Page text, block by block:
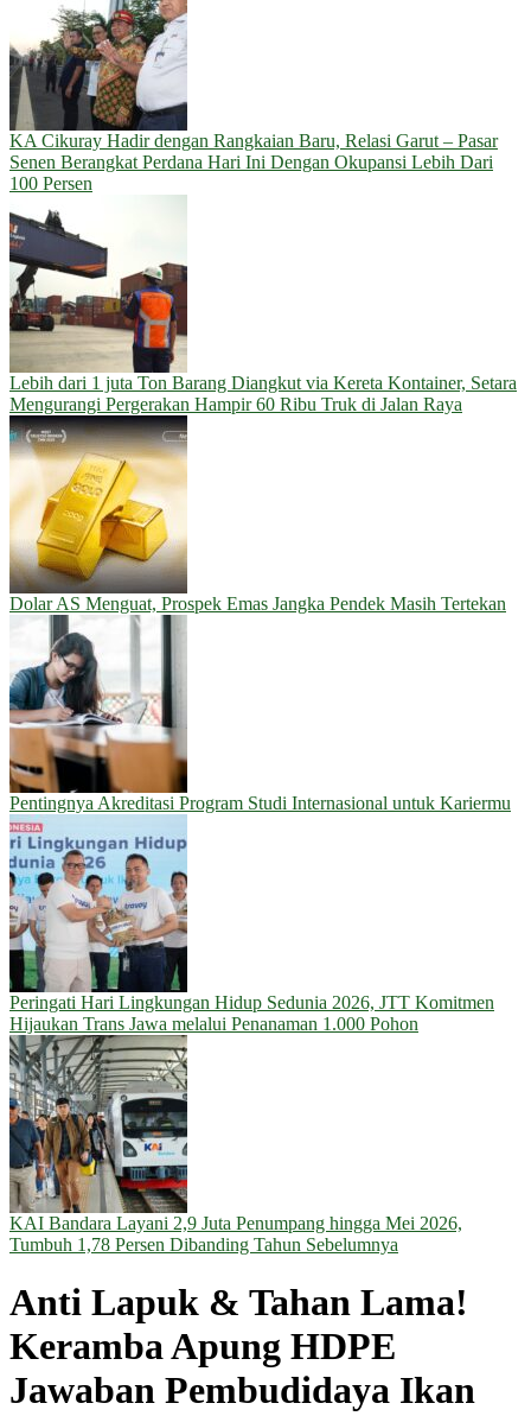
KA Cikuray Hadir dengan Rangkaian Baru, Relasi Garut – Pasar
Senen Berangkat Perdana Hari Ini Dengan Okupansi Lebih Dari
100 Persen
Lebih dari 1 juta Ton Barang Diangkut via Kereta Kontainer, Setara
Mengurangi Pergerakan Hampir 60 Ribu Truk di Jalan Raya
Dolar AS Menguat, Prospek Emas Jangka Pendek Masih Tertekan
Pentingnya Akreditasi Program Studi Internasional untuk Kariermu
Peringati Hari Lingkungan Hidup Sedunia 2026, JTT Komitmen
Hijaukan Trans Jawa melalui Penanaman 1.000 Pohon
KAI Bandara Layani 2,9 Juta Penumpang hingga Mei 2026,
Tumbuh 1,78 Persen Dibanding Tahun Sebelumnya
Anti Lapuk & Tahan Lama!
Keramba Apung HDPE
Jawaban Pembudidaya Ikan